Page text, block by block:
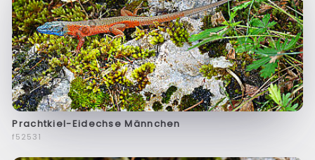
Prachtkiel-Eidechse Männchen
f52531